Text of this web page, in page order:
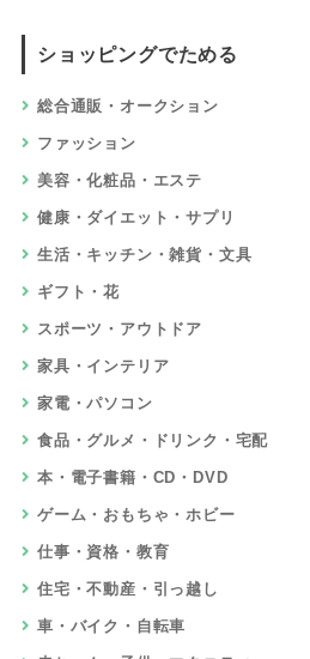
ショッピングでためる
総合通販・オークション
ファッション
美容・化粧品・エステ
健康・ダイエット・サプリ
生活・キッチン・雑貨・文具
ギフト・花
スポーツ・アウトドア
家具・インテリア
家電・パソコン
食品・グルメ・ドリンク・宅配
本・電子書籍・CD・DVD
ゲーム・おもちゃ・ホビー
仕事・資格・教育
住宅・不動産・引っ越し
車・バイク・自転車